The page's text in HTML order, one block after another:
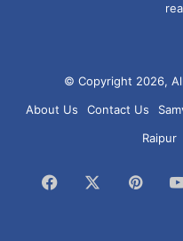
© Copyright 2026,
About Us
Contact Us
Raipur
Facebook